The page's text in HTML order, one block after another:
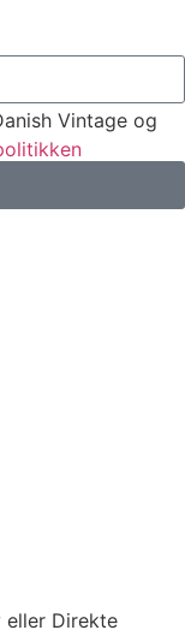
Vintage og
eller Direkte